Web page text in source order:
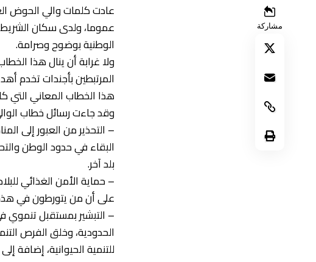
مشاركة
عادت كلمات والي الحوض
عموما، ولدى سكان
الوطنية بوضوح وصرامة.
ولا غرابة أن ينال هذا
المرتبطين بأجندات تخدم
هذا الخطاب المعاني التي
وقد جاءت رسائل خطاب
– التحذير من العبور إلى
البقاء في حدود الوطن
بلد آخر.
– حماية الأمن الغذائي
على أن من يتورطون في هذه
– التبشير بمستقبل تنموي
الحدودية، وخلق الفرص
للتنمية الحيوانية،